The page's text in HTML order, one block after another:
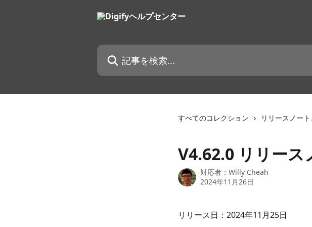
記事を検索...
すべてのコレクション リリースノー
V4.62.0 リリース
対応者： Willy Cheah
2024年11月26日
リリース日：2024年11月25日